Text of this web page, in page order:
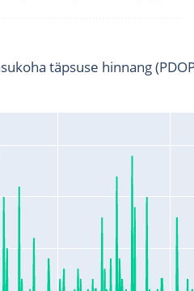
täpsuse hinnang